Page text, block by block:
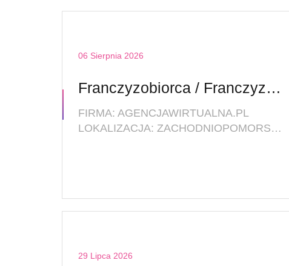
06 Sierpnia 2026
Franczyzobiorca / Franczyzobiorczyni Agencji Marketingowej
FIRMA: AGENCJAWIRTUALNA.PL
LOKALIZACJA: ZACHODNIOPOMORSKIE /
29 Lipca 2026